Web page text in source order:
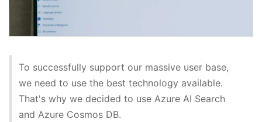
To successfully support our massive user base,
we need to use the best technology available.
That's why we decided to use Azure AI Search
and Azure Cosmos DB.